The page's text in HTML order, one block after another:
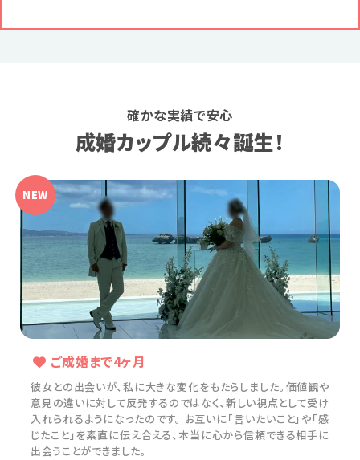
確かな実績で安心
成婚カップル続々誕生！
ご成婚まで4ヶ月
彼女との出会いが、私に大きな変化をもたらしました。価値観や
意見の違いに対して反発するのではなく、新しい視点として受け
入れられるようになったのです。 お互いに「言いたいこと」や「感
じたこと」を素直に伝え合える、本当に心から信頼できる相手に
出会うことができました。